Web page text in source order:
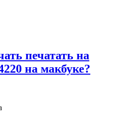
печатать на
на макбуке?